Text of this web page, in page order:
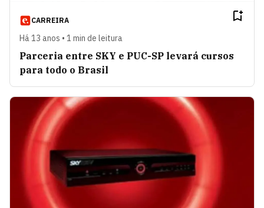
CARREIRA
Há 13 anos • 1 min de leitura
Parceria entre SKY e PUC-SP levará cursos
para todo o Brasil